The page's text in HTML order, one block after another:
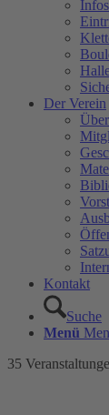
Der Verein
Kontakt
Suche
Menü
35